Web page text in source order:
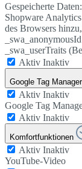
Gespeicherte Daten:
Shopware
des Browsers
_swa_userTraits
Aktiv Inaktiv
Google Tag Manager
Aktiv Inaktiv
Google Tag
Aktiv Inaktiv
Komfortfunktionen
Aktiv Inaktiv
YouTube-Video